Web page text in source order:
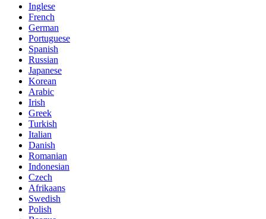
Inglese
French
German
Portuguese
Spanish
Russian
Japanese
Korean
Arabic
Irish
Greek
Turkish
Italian
Danish
Romanian
Indonesian
Czech
Afrikaans
Swedish
Polish